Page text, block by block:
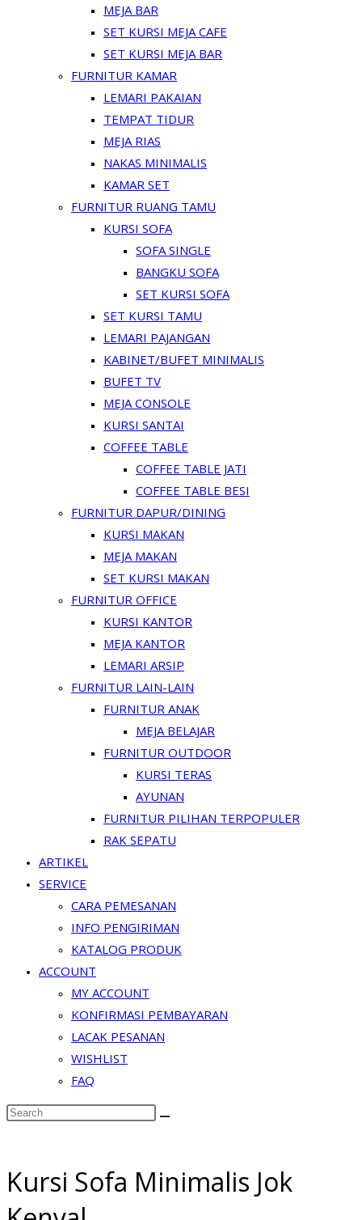
MEJA BAR
SET KURSI MEJA CAFE
SET KURSI MEJA BAR
FURNITUR KAMAR
LEMARI PAKAIAN
TEMPAT TIDUR
MEJA RIAS
NAKAS MINIMALIS
KAMAR SET
FURNITUR RUANG TAMU
KURSI SOFA
SOFA SINGLE
BANGKU SOFA
SET KURSI SOFA
SET KURSI TAMU
LEMARI PAJANGAN
KABINET/BUFET MINIMALIS
BUFET TV
MEJA CONSOLE
KURSI SANTAI
COFFEE TABLE
COFFEE TABLE JATI
COFFEE TABLE BESI
FURNITUR DAPUR/DINING
KURSI MAKAN
MEJA MAKAN
SET KURSI MAKAN
FURNITUR OFFICE
KURSI KANTOR
MEJA KANTOR
LEMARI ARSIP
FURNITUR LAIN-LAIN
FURNITUR ANAK
MEJA BELAJAR
FURNITUR OUTDOOR
KURSI TERAS
AYUNAN
FURNITUR PILIHAN TERPOPULER
RAK SEPATU
ARTIKEL
SERVICE
CARA PEMESANAN
INFO PENGIRIMAN
KATALOG PRODUK
ACCOUNT
MY ACCOUNT
KONFIRMASI PEMBAYARAN
LACAK PESANAN
WISHLIST
FAQ
Search
Kursi Sofa Minimalis Jok